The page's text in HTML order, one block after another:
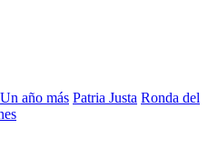
Un año más Patria Justa Ronda del